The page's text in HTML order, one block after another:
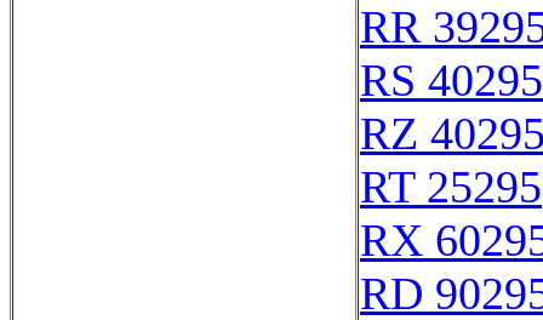
RR
RS 40295
RZ
RT 25295
RX
RD